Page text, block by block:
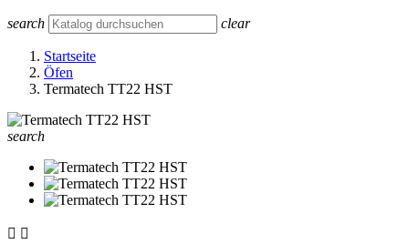
search clear
Startseite
Öfen
Termatech TT22 HST
search
 